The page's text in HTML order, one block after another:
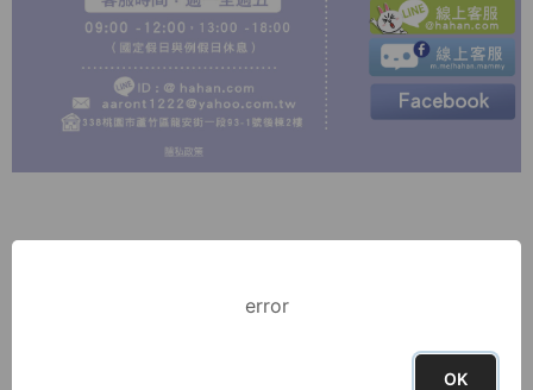
error
OK